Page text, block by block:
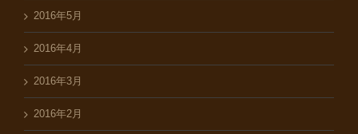
2016年5月
2016年4月
2016年3月
2016年2月